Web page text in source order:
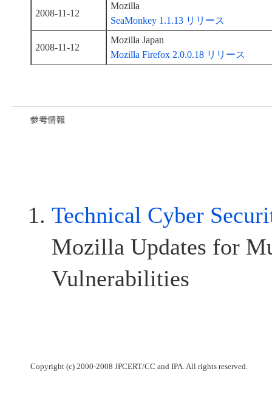
2008-11-12
Mozilla
SeaMonkey 1.1.13 リリース
2008-11-12
Mozilla Japan
Mozilla Firefox 2.0.0.18 リリース
Technical Cyber
Mozilla Updates for
Vulnerabilities
Copyright (c) 2000-2008 JPCERT/CC and IPA. All rights reserved.